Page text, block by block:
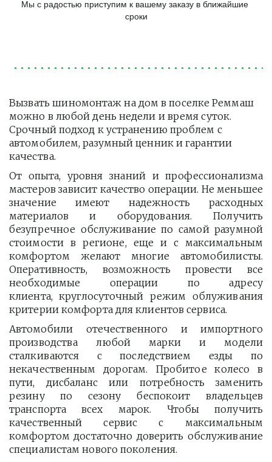
Мы с радостью приступим к вашему заказу в ближайшие
сроки
Вызвать шиномонтаж на дом в поселке Реммаш
можно в любой день недели и время суток.
Срочный подход к устранению проблем с
автомобилем, разумный ценник и гарантии
качества.
От опыта, уровня знаний и профессионализма
мастеров зависит качество операции. Не меньшее
значение имеют надежность расходных
материалов и оборудования. Получить
безупречное обслуживание по самой разумной
стоимости в регионе, еще и с максимальным
комфортом желают многие автомобилисты.
Оперативность, возможность провести все
необходимые операции по адресу
клиента, круглосуточный режим облуживания
критерии комфорта для клиентов сервиса.
Автомобили отечественного и импортного
производства любой марки и модели
сталкиваются с последствием езды по
некачественным дорогам. Пробитое колесо в
пути, дисбаланс или потребность заменить
резину по сезону беспокоит владельцев
транспорта всех марок. Чтобы получить
качественный сервис с максимальным
комфортом достаточно доверить обслуживание
специалистам нового поколения.